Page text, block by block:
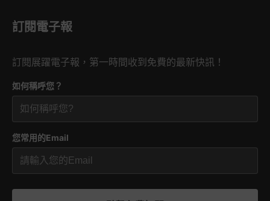
訂閱電子報
訂閱展躍電子報，第一時間收到免費的最新快訊！
如何稱呼您？
您常用的Email